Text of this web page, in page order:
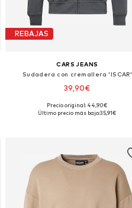
REBAJAS
CARS JEANS
Sudadera con cremallera 'ISCAR'
39,90€
Tallas disponibles: S, M, L, XL
Precio original: 44,90€
Último precio más bajo:35,91€